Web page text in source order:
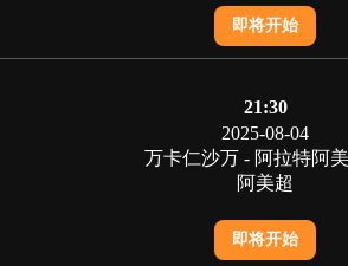
即将开始
21:30
2025-08-04
万卡仁沙万 - 阿拉特阿
阿美超
即将开始